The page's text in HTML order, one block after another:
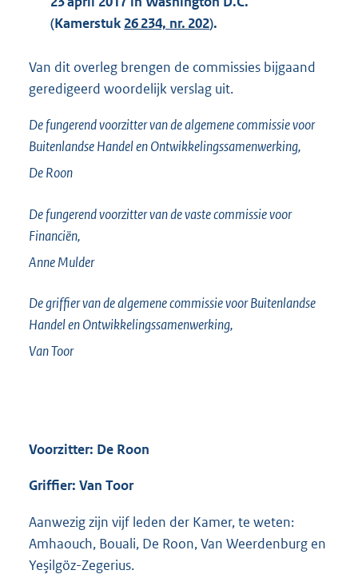
(Kamerstuk 26 234, nr. 202).
Van dit overleg brengen de commissies bijgaand
geredigeerd woordelijk verslag uit.
De fungerend voorzitter van de algemene commissie voor
Buitenlandse Handel en Ontwikkelingssamenwerking,
De Roon
De fungerend voorzitter van de vaste commissie voor
Financiën,
AnneMulder
De griffier van de algemene commissie voor Buitenlandse
Handel en Ontwikkelingssamenwerking,
Van Toor
Voorzitter: De Roon
Griffier: Van Toor
Aanwezig zijn vijf leden der Kamer, te weten:
Amhaouch, Bouali, De Roon, Van Weerdenburg en
Yeşilgöz-Zegerius.